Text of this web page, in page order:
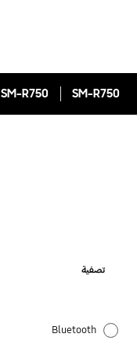
SM-R750
SM-R750
تصفية
Bluetooth